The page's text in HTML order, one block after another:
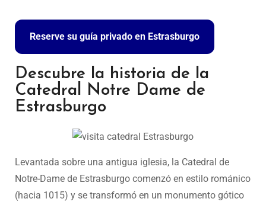
Reserve su guía privado en Estrasburgo
Descubre la historia de la
Catedral Notre Dame de
Estrasburgo
Levantada sobre una antigua iglesia, la Catedral de
Notre-Dame de Estrasburgo comenzó en estilo románico
(hacia 1015) y se transformó en un monumento gótico